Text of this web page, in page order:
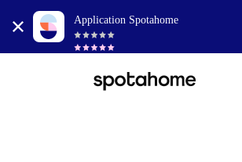
Application Spotahome